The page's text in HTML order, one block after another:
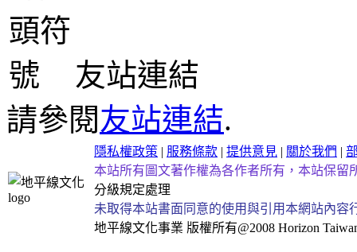
友站連結
請參閱友站連結.
隱私權政策 | 服務條款 | 提供意見 | 關於我們 |
本站所有圖文著作權為各作者所有，本站保留
分級規定處理
未取得本站書面同意的使用與引用本網站內
地平線文化事業 版權所有@2008 Horizon